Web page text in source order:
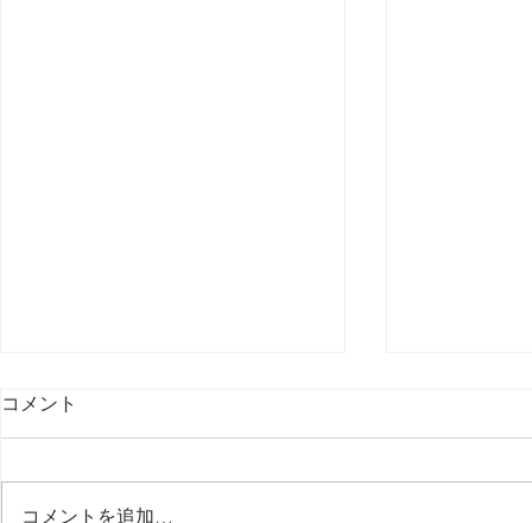
最後の日記です
コメント
コメントを追加…